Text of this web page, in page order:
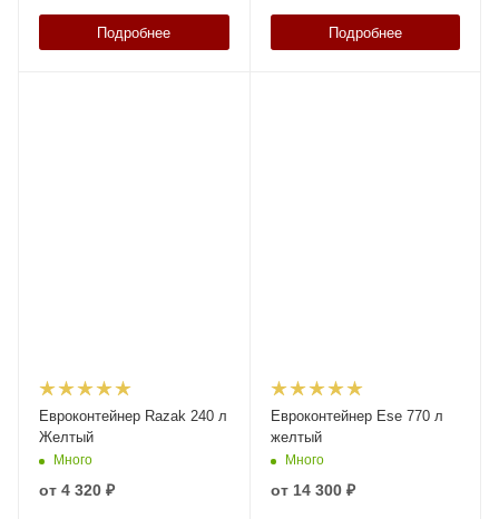
Подробнее Подробнее
Евроконтейнер Razak 240 л
Желтый
Много
от 4 320 ₽
Евроконтейнер Ese 770 л
желтый
Много
от 14 300 ₽